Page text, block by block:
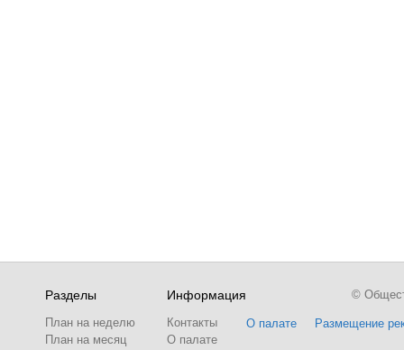
Разделы
План на неделю
План на месяц
Информация
Контакты
О палате
О палате Размещение
©